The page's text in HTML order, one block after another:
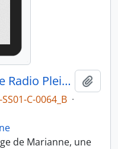
Bulletin d'information de Radio Pleine Lune du 08.09.1982 : Ce qui s'est passé cet été, partie 2
C-0064_B ·
de Marianne, une